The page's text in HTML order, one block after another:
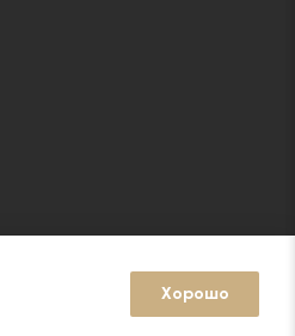
Хорошо